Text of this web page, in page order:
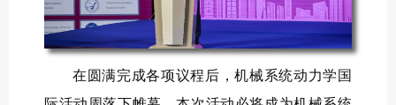
在圆满完成各项议程后，机械系统动力学国